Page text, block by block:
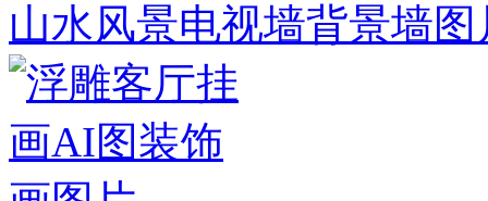
山水风景电视墙背景墙图